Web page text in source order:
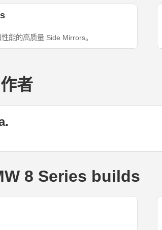
能的高质量 Side Mirrors。
者
8 Series builds